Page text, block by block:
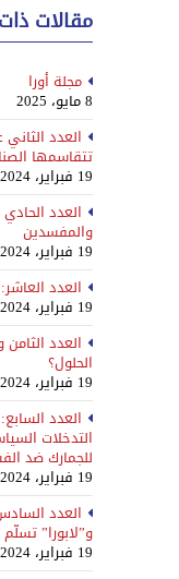
مقالات
مجلة أورا
8 مايو، 2025
العدد
تتقاسمها
19 فبراير، 2024
العدد
والمفسدين
19 فبراير، 2024
العدد
19 فبراير، 2024
العدد الثامن
الحلول؟
19 فبراير، 2024
العدد
التدخلات
للجمارك ضد
19 فبراير، 2024
العدد
و”لابورا”
19 فبراير، 2024